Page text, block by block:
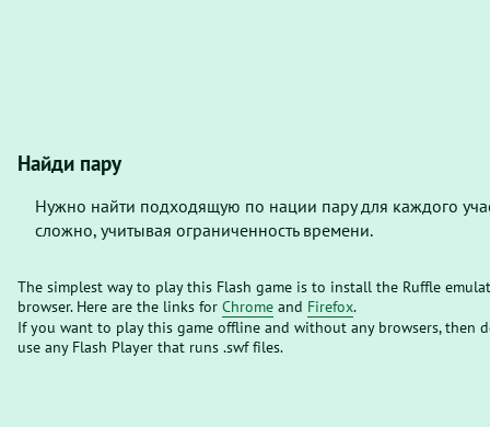
Найди пару
Нужно найти подходящую по нации пару для каждого
сложно, учитывая ограниченность времени.
The simplest way to play this Flash game is to install the Ruffle
browser. Here are the links for Chrome and Firefox.
If you want to play this game offline and without any browsers, then
use any Flash Player that runs .swf files.